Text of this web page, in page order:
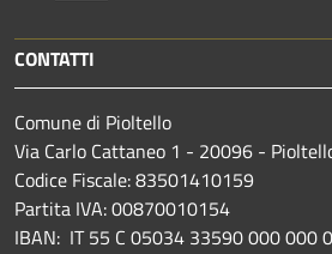
CONTATTI
Comune di Pioltello
Via Carlo Cattaneo 1 - 20096 -
Codice Fiscale: 83501410159
Partita IVA: 00870010154
IBAN: IT 55 C 05034 33590 000 000